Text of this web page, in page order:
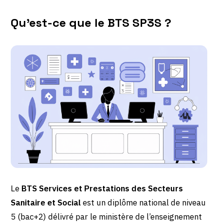
Qu’est-ce que le BTS SP3S ?
Le BTS Services et Prestations des Secteurs
Sanitaire et Socialest un diplôme national de niveau
5 (bac+2) délivré par le ministère de l’enseignement